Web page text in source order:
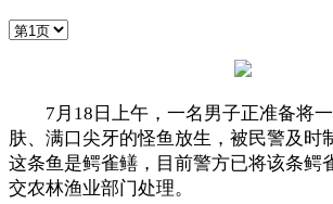
7月18日上午，一名男子正准备将一
肤、满口尖牙的怪鱼放生，被民警及时
这条鱼是鳄雀鳝，目前警方已将该条鳄
交农林渔业部门处理。